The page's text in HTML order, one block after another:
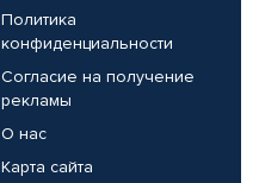
Политика
конфиденциальности
Согласие на получение
рекламы
О нас
Карта сайта